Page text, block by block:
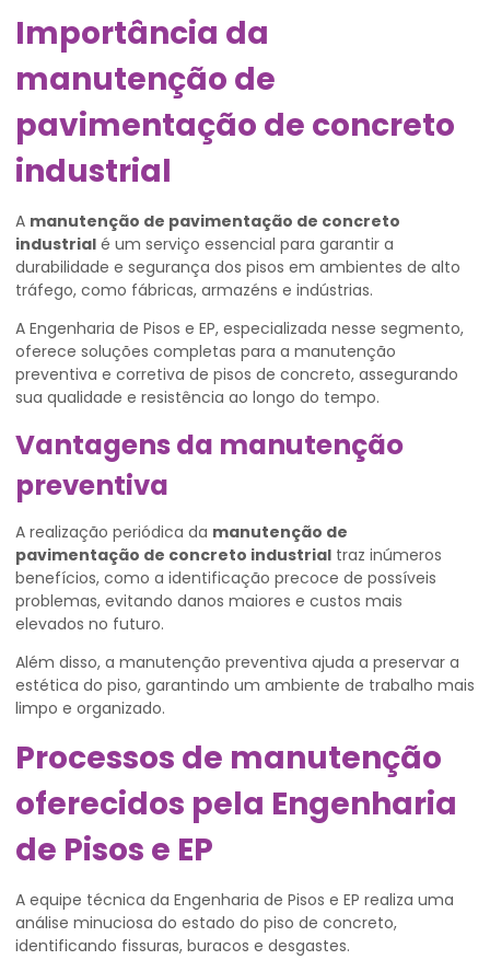
Importância da
manutenção de
pavimentação de concreto
industrial
A manutenção de pavimentação de concreto
industrial é um serviço essencial para garantir a
durabilidade e segurança dos pisos em ambientes de alto
tráfego, como fábricas, armazéns e indústrias.
A Engenharia de Pisos e EP, especializada nesse segmento,
oferece soluções completas para a manutenção
preventiva e corretiva de pisos de concreto, assegurando
sua qualidade e resistência ao longo do tempo.
Vantagens da manutenção
preventiva
A realização periódica da manutenção de
pavimentação de concreto industrial traz inúmeros
benefícios, como a identificação precoce de possíveis
problemas, evitando danos maiores e custos mais
elevados no futuro.
Além disso, a manutenção preventiva ajuda a preservar a
estética do piso, garantindo um ambiente de trabalho mais
limpo e organizado.
Processos de manutenção
oferecidos pela Engenharia
de Pisos e EP
A equipe técnica da Engenharia de Pisos e EP realiza uma
análise minuciosa do estado do piso de concreto,
identificando fissuras, buracos e desgastes.